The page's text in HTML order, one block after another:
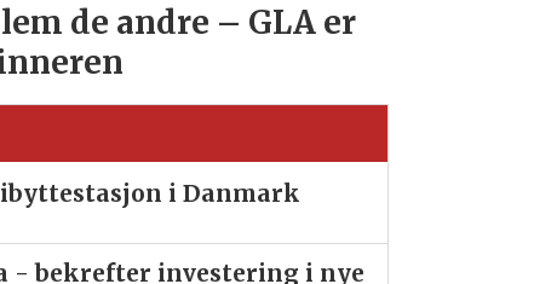
de andre – GLA er
i Danmark
- bekrefter investering i nye